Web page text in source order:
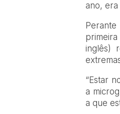
ano,
primeira
inglês)
“Estar
a
a que